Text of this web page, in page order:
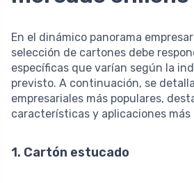
En el dinámico panorama
selección de cartones debe
específicas que varían según la
previsto. A continuación, se
empresariales más populares,
características y aplicaciones más
1. Cartón estucado